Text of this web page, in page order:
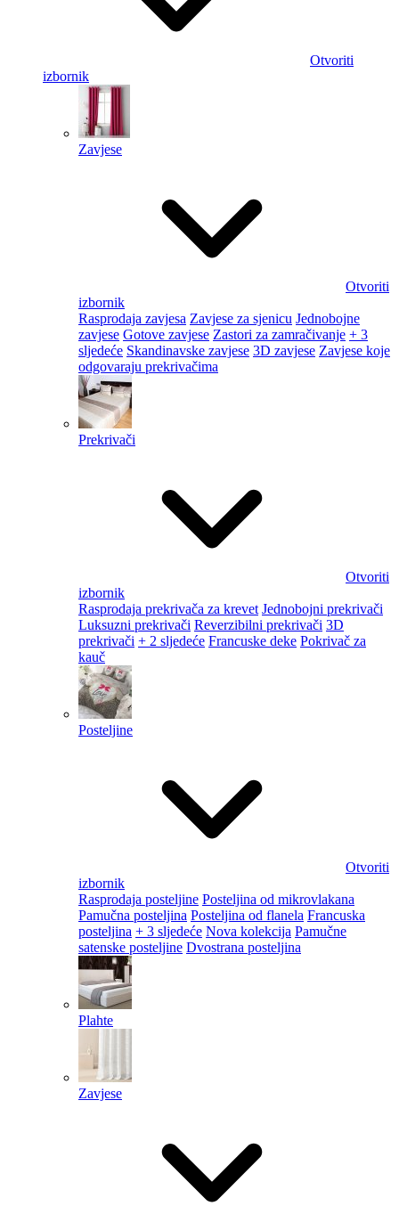
Otvoriti
izbornik
Zavjese
Otvoriti
izbornik
Rasprodaja zavjesa Zavjese za sjenicu Jednobojne
zavjese Gotove zavjese Zastori za zamračivanje + 3
sljedeće Skandinavske zavjese 3D zavjese Zavjese koje
odgovaraju prekrivačima
Prekrivači
Otvoriti
izbornik
Rasprodaja prekrivača za krevet Jednobojni prekrivači
Luksuzni prekrivači Reverzibilni prekrivači 3D
prekrivači + 2 sljedeće Francuske deke Pokrivač za
kauč
Posteljine
Otvoriti
izbornik
Rasprodaja posteljine Posteljina od mikrovlakana
Pamučna posteljina Posteljina od flanela Francuska
posteljina + 3 sljedeće Nova kolekcija Pamučne
satenske posteljine Dvostrana posteljina
Plahte
Zavjese